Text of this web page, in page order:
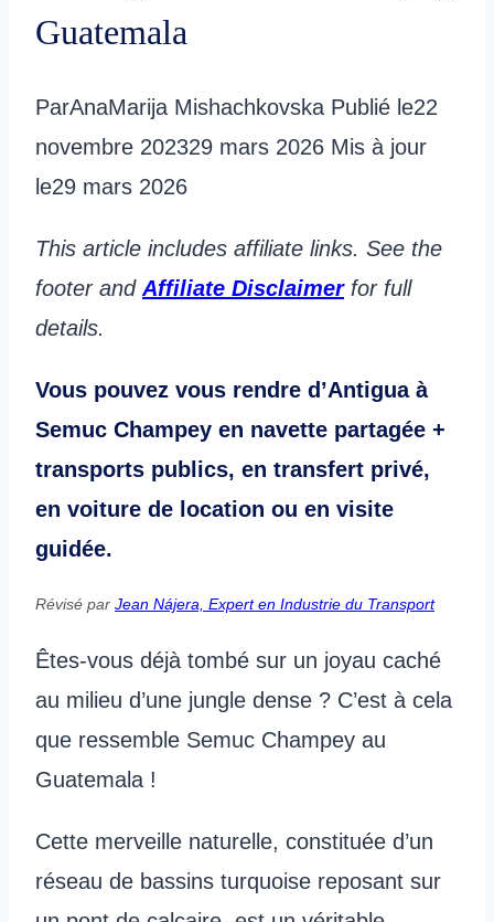
Guatemala
ParAnaMarija Mishachkovska Publié le22
novembre 202329 mars 2026 Mis à jour
le29 mars 2026
This article includes affiliate links. See the
footer and Affiliate Disclaimerfor full
details.
Vous pouvez vous rendre d’Antigua à
Semuc Champey en navette partagée +
transports publics, en transfert privé,
en voiture de location ou en visite
guidée.
Révisé par Jean Nájera, Expert en Industrie du Transport
Êtes-vous déjà tombé sur un joyau caché
au milieu d’une jungle dense ? C’est à cela
que ressemble Semuc Champey au
Guatemala !
Cette merveille naturelle, constituée d’un
réseau de bassins turquoise reposant sur